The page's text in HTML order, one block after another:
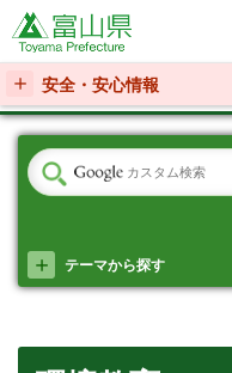
富山県
安全・安心情報
テーマから探す